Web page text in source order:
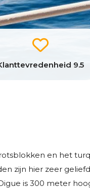
9.5
en het
zijn hier zeer
is 300 meter